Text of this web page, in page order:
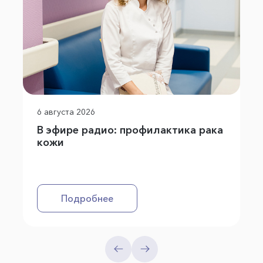
6 августа 2026
В эфире радио: профилактика рака
кожи
Подробнее